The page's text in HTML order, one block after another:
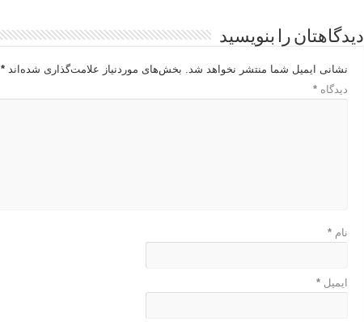
دیدگاهتان را بنویسید
نشانی ایمیل شما منتشر نخواهد شد. بخش‌های موردنیاز علامت‌گذاری شده‌اند*
دیدگاه*
نام*
ایمیل*